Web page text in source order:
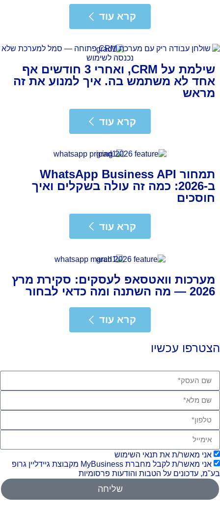
קרא עוד
שילמת על CRM, ואחרי 3 חודשים אף
אחד לא משתמש בה. איך למנוע את זה
מראש
קרא עוד
תמחור WhatsApp Business API
ב-2026: כמה זה עולה בשקלים ואיך
חוסכים
קרא עוד
מערכות וואטסאפ לעסקים: סקירת מרץ
2026 — מה השתנה ומה כדאי לבחור
קרא עוד
עכשיו
אני מאשר/ת את תנאי השימוש
אני מאשר/ת לקבל מחברת MyBusiness מקבוצת גיידליין גרופ
עדכונים על הטבות והודעות פרסומיות
שליחה